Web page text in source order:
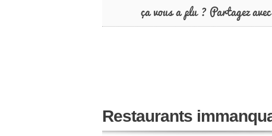
ça vous a plu ? Partagez
Restaurants